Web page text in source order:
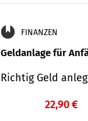
FINANZEN
Geldanlage für
Richtig Geld
22,90 €